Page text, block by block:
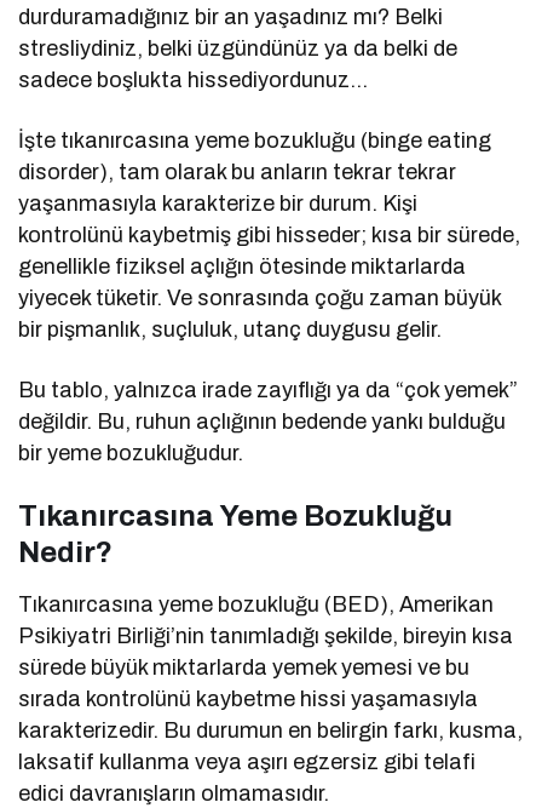
durduramadığınız bir an yaşadınız mı? Belki
stresliydiniz, belki üzgündünüz ya da belki de
sadece boşlukta hissediyordunuz…
İşte tıkanırcasına yeme bozukluğu (binge eating
disorder), tam olarak bu anların tekrar tekrar
yaşanmasıyla karakterize bir durum. Kişi
kontrolünü kaybetmiş gibi hisseder; kısa bir sürede,
genellikle fiziksel açlığın ötesinde miktarlarda
yiyecek tüketir. Ve sonrasında çoğu zaman büyük
bir pişmanlık, suçluluk, utanç duygusu gelir.
Bu tablo, yalnızca irade zayıflığı ya da “çok yemek”
değildir. Bu, ruhun açlığının bedende yankı bulduğu
bir yeme bozukluğudur.
Tıkanırcasına Yeme Bozukluğu
Nedir?
Tıkanırcasına yeme bozukluğu (BED), Amerikan
Psikiyatri Birliği’nin tanımladığı şekilde, bireyin kısa
sürede büyük miktarlarda yemek yemesi ve bu
sırada kontrolünü kaybetme hissi yaşamasıyla
karakterizedir. Bu durumun en belirgin farkı, kusma,
laksatif kullanma veya aşırı egzersiz gibi telafi
edici davranışların olmamasıdır.